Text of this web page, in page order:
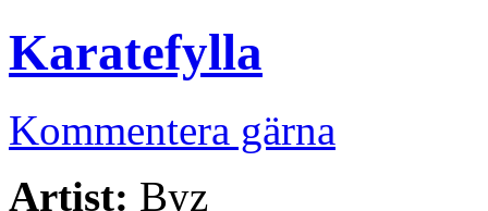
Karatefylla
Kommentera gärna
Artist: Byz